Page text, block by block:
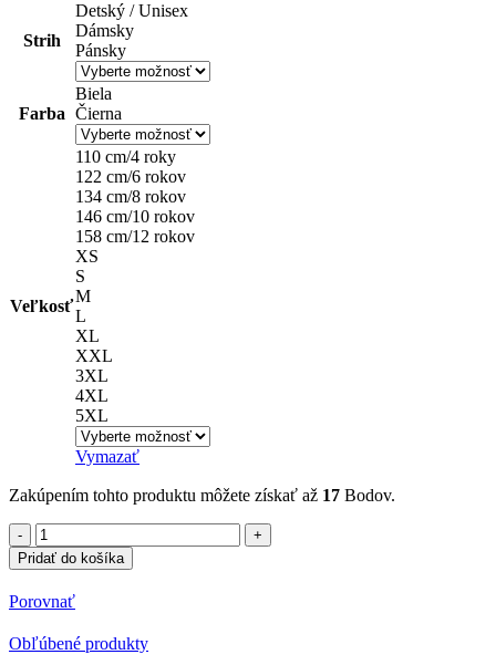
Strih
Detský / Unisex
Dámsky
Pánsky
Farba
Biela
Čierna
Veľkosť
110 cm/4 roky
122 cm/6 rokov
134 cm/8 rokov
146 cm/10 rokov
158 cm/12 rokov
XS
S
M
L
XL
XXL
3XL
4XL
5XL
Vymazať
Zakúpením tohto produktu môžete získať až 17 Bodov.
množstvo
Polokošeľa
s
potlačou
Pepa
Pig
19
Pridať do košíka
Porovnať
Obľúbené produkty